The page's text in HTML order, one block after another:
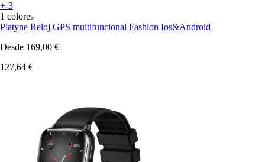
+-3
1 colores
Platyne Reloj GPS multifuncional Fashion Ios&Android
Desde 169,00 €
127,64 €